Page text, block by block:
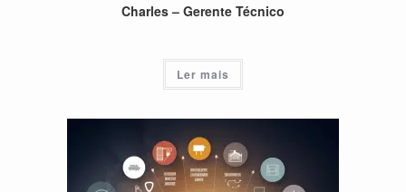
Charles – Gerente Técnico
Ler mais